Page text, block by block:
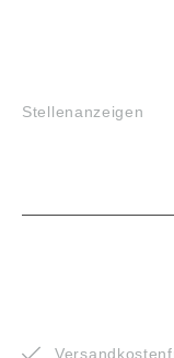
Stellenanzeigen